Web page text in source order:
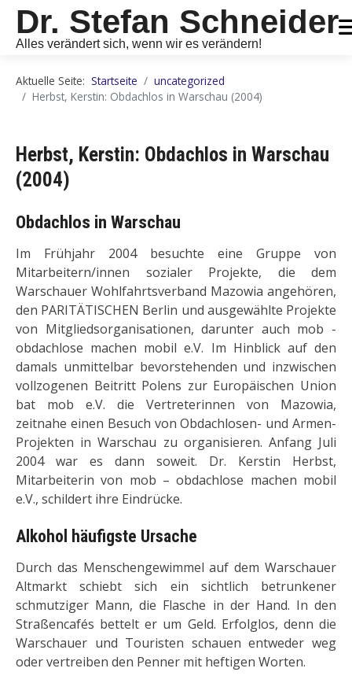
Dr. Stefan Schneider
Alles verändert sich, wenn wir es verändern!
Aktuelle Seite: Startseite
uncategorized
Herbst, Kerstin: Obdachlos in Warschau (2004)
Herbst, Kerstin: Obdachlos in Warschau
(2004)
Obdachlos in Warschau
Im Frühjahr 2004 besuchte eine Gruppe von
Mitarbeitern/innen sozialer Projekte, die dem
Warschauer Wohlfahrtsverband Mazowia angehören,
den PARITÄTISCHEN Berlin und ausgewählte Projekte
von Mitgliedsorganisationen, darunter auch mob -
obdachlose machen mobil e.V. Im Hinblick auf den
damals unmittelbar bevorstehenden und inzwischen
vollzogenen Beitritt Polens zur Europäischen Union
bat mob e.V. die Vertreterinnen von Mazowia,
zeitnahe einen Besuch von Obdachlosen- und Armen-
Projekten in Warschau zu organisieren. Anfang Juli
2004 war es dann soweit. Dr. Kerstin Herbst,
Mitarbeiterin von mob – obdachlose machen mobil
e.V., schildert ihre Eindrücke.
Alkohol häufigste Ursache
Durch das Menschengewimmel auf dem Warschauer
Altmarkt schiebt sich ein sichtlich betrunkener
schmutziger Mann, die Flasche in der Hand. In den
Straßencafés bettelt er um Geld. Erfolglos, denn die
Warschauer und Touristen schauen entweder weg
oder vertreiben den Penner mit heftigen Worten.